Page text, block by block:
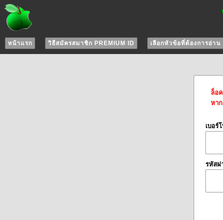
หน้าแรก วิธีสมัครสมาชิก PREMIUM ID เลือกหัวข้อที่ต้องการอ่าน
ล็อ
หา
เบอร์
รหัสผ่